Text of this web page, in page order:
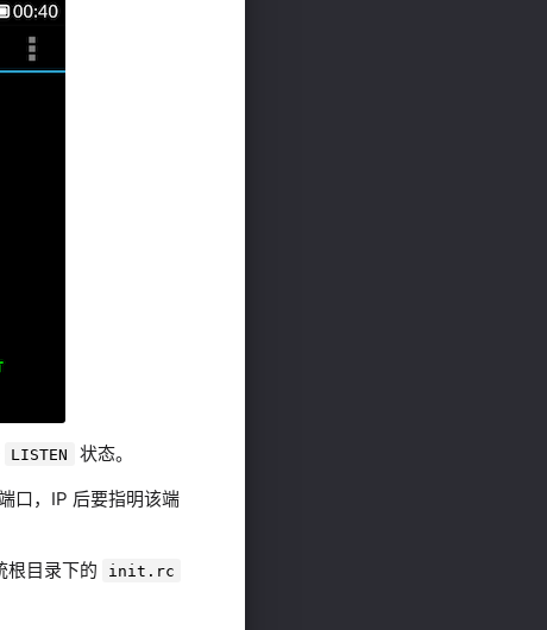
LISTEN
状态。
口，IP 后要指明该端
根目录下的 init.rc